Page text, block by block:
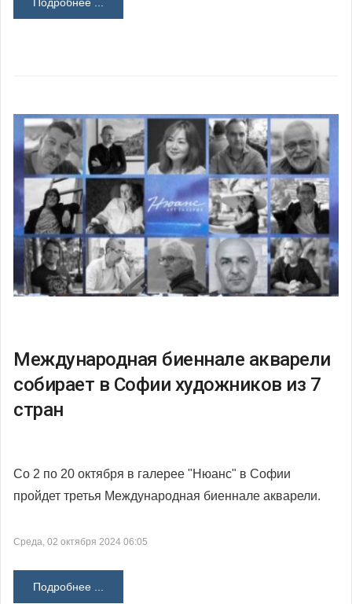
Международная биеннале акварели
собирает в Софии художников из 7
стран
Со 2 по 20 октября в галерее "Нюанс" в Софии
пройдет третья Международная биеннале акварели.
Среда, 02 октября 2024 06:05
Подробнее ...